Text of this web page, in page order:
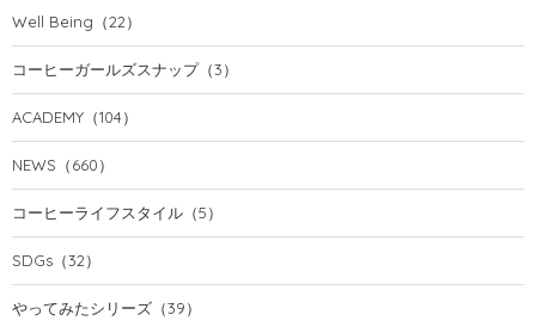
Well Being （22）
コーヒーガールズスナップ（3）
ACADEMY （104）
NEWS （660）
コーヒーライフスタイル （5）
SDGs （32）
やってみたシリーズ （39）